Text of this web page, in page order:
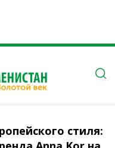
стиля: